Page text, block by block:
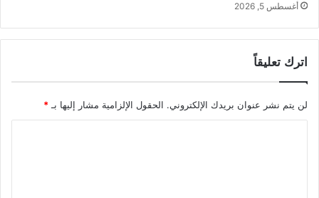
أغسطس 5, 2026
اترك تعليقاً
لن يتم نشر عنوان بريدك الإلكتروني. الحقول الإلزامية مشار إليها بـ*